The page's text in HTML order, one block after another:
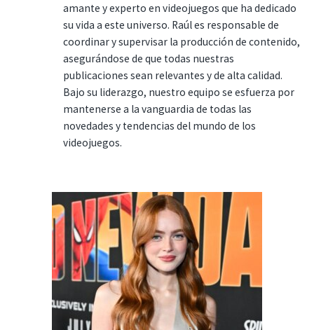
amante y experto en videojuegos que ha dedicado
su vida a este universo. Raúl es responsable de
coordinar y supervisar la producción de contenido,
asegurándose de que todas nuestras
publicaciones sean relevantes y de alta calidad.
Bajo su liderazgo, nuestro equipo se esfuerza por
mantenerse a la vanguardia de todas las
novedades y tendencias del mundo de los
videojuegos.